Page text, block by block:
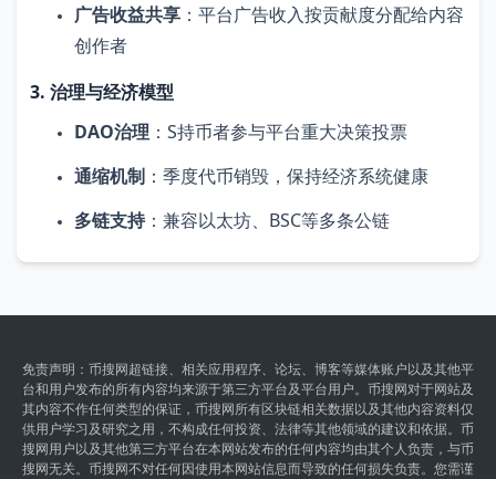
广告收益共享 ：平台广告收入按贡献度分配给内容
创作者
3. 治理与经济模型
DAO治理 ：S持币者参与平台重大决策投票
通缩机制 ：季度代币销毁，保持经济系统健康
多链支持：兼容以太坊、BSC等多条公链
免责声明：币搜网超链接、相关应用程序、论坛、博客等媒体账户以及其他平
台和用户发布的所有内容均来源于第三方平台及平台用户。币搜网对于网站及
其内容不作任何类型的保证，币搜网所有区块链相关数据以及其他内容资料仅
供用户学习及研究之用，不构成任何投资、法律等其他领域的建议和依据。币
搜网用户以及其他第三方平台在本网站发布的任何内容均由其个人负责，与币
搜网无关。币搜网不对任何因使用本网站信息而导致的任何损失负责。您需谨